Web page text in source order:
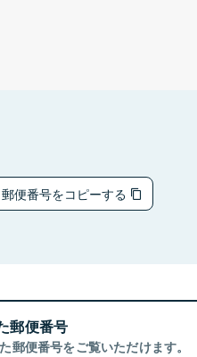
郵便番号をコピーする
郵便番号
郵便番号をご覧いただけます。